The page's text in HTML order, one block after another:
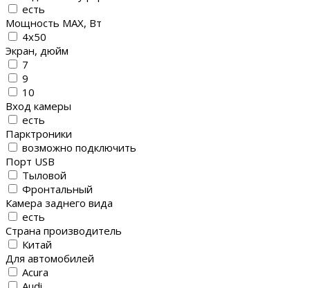
есть
Мощность MAX, Вт
4х50
Экран, дюйм
7
9
10
Вход камеры
есть
Парктроники
возможно подключить
Порт USB
Тыловой
Фронтальный
Камера заднего вида
есть
Страна производитель
Китай
Для автомобилей
Acura